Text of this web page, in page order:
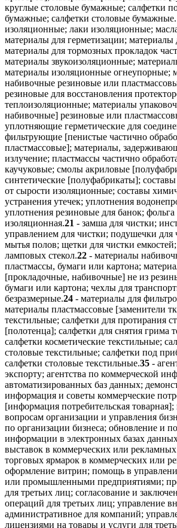
круглые столовые бумажные; салфетки
бумажные; салфетки столовые бумажные.
изоляционные; лаки изоляционные;
материалы для герметизации; материалы
материалы для тормозных прокладок
материалы звукоизоляционные;
материалы изоляционные огнеупорные;
набивочные резиновые или
резиновые для восстановления
теплоизоляционные; материалы
набивочные] резиновые или
уплотняющие герметические для
фильтрующие [пенистые частично
пластмассовые]; материалы,
излучение; пластмассы частично
каучуковые; смолы акриловые
синтетические [полуфабрикаты];
от сырости изоляционные; составы
устранения утечек; уплотнения
уплотнения резиновые для банок; фольга
изоляционная.21 - замша для чистки;
управлением для чистки; подушечки для
мытья полов; щетки для чистки
ламповых стекол.22 - материалы
пластмассы, бумаги или картона;
[прокладочные, набивочные] не из
бумаги или картона; чехлы для
безразмерные.24 - материалы для
материалы пластмассовые [заменители
текстильные; салфетки для протирания
[полотенца]; салфетки для снятия грима
салфетки косметические текстильные;
столовые текстильные; салфетки под
салфетки столовые текстильные.35 -
экспорту; агентства по коммерческой
автоматизированных баз данных;
информация и советы коммерческие
[информация потребительская товарная];
вопросам организации и управления
по организации бизнеса; обновление и
информации в электронных базах
выставок в коммерческих или
торговых ярмарок в коммерческих или
оформление витрин; помощь в
или промышленными предприятиями;
для третьих лиц; согласование и
операций для третьих лиц; управление
административное для компаний;
лицензиями на товары и услуги для